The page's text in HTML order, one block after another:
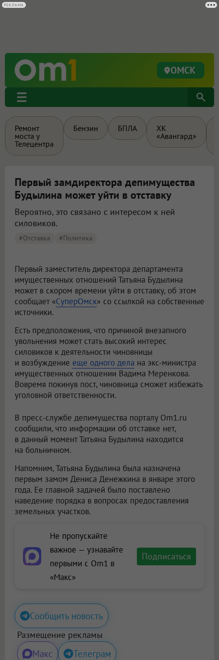
ОМСК
Ремонт
моста у
Телецентра
Бензин БПЛА
ХК
«Авангард»
Первый замдиректора депимущества
Будылина может уйти в отставку
Вероятно, это связано с интересом к ней
силовиков.
#отставка #Политика
Первый заместитель директора департамента
имущественных отношений Татьяна Будылина
может в скором времени уйти в отставку, об этом
сообщает «СуперОмск» со ссылкой на собственные
источники.
Есть предположения, что причиной внезапного
увольнения может стать высокий интерес
силовиков к деятельности чиновницы
и возбуждение еще одного дела на экс-министра
имущественных отношении Вадима Меренкова.
Вовремя покинув пост, чиновница сможет избежать
уголовной ответственности.
В пресс-службе депимущества порталу Om1.ru
сообщили, что информации об отставке нет,
в данный момент Татьяна Будылина находится
на больничном.
Напомним, Татьяна Будылина была назначена
первым замом Дениса Денежкина в январе этого
года. Ее главной задачей было поставлено
наведение порядка в вопросах предоставления
земельных участков.
Не пропускайте
важное — узнавайте
первыми с Om1 в
«Макс»
Подписаться
Сообщить новость
Размещение рекламы
Макс Телеграм
РЕКЛАМА